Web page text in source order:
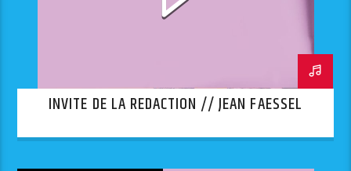
INVITE DE LA REDACTION // JEAN FAESSEL